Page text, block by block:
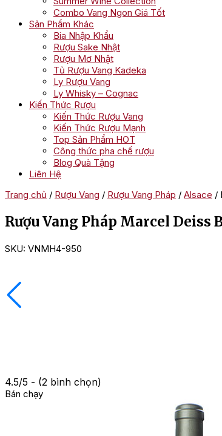
Combo Vang Ngon Giá Tốt
Sản Phẩm Khác
Bia Nhập Khẩu
Rượu Sake Nhật
Rượu Mơ Nhật
Tủ Rượu Vang Kadeka
Ly Rượu Vang
Ly Whisky – Cognac
Kiến Thức Rượu
Kiến Thức Rượu Vang
Kiến Thức Rượu Mạnh
Top Sản Phẩm HOT
Công thức pha chế rượu
Blog Quà Tặng
Liên Hệ
Trang chủ / Rượu Vang / Rượu Vang Pháp / Alsace /
Rượu Vang Pháp Marcel Deiss
SKU: VNMH4-950
4.5/5 - (2 bình chọn)
Bán chạy